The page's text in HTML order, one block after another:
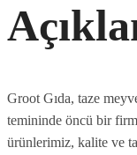
Groot Gıda, taze
temininde öncü bir
ürünlerimiz, kalite ve